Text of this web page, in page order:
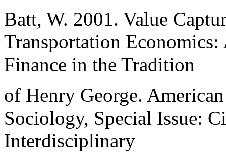
Batt, W. 2001. Value
Transportation
Finance in the Tradition
of Henry George.
Sociology, Special Issue:
Interdisciplinary